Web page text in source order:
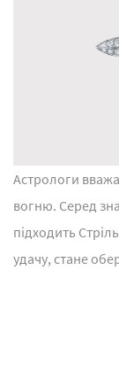
Астрологи
вогню. Серед
підходить
удачу, стане